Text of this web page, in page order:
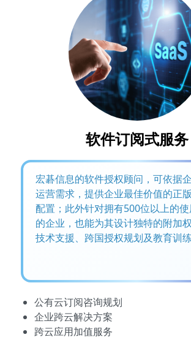
软件订阅式服务
宏碁信息的软件授权顾问，可依据
运营需求，提供企业最佳价值的正
配置；此外针对拥有500位以上的
的企业，也能为其设计独特的附加
技术支援、跨国授权规划及教育训练
公有云订阅咨询规划
企业跨云解决方案
跨云应用加值服务